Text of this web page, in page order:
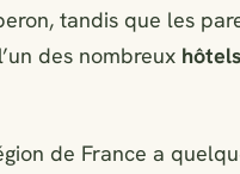
tandis que les
des nombreux
de France a